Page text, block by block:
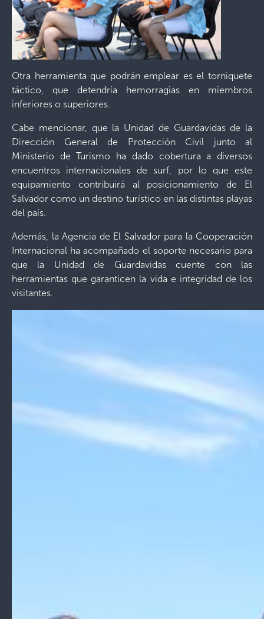
Otra herramienta que podrán emplear es el torniquete
táctico, que detendría hemorragias en miembros
inferiores o superiores.
Cabe mencionar, que la Unidad de Guardavidas de la
Dirección General de Protección Civil junto al
Ministerio de Turismo ha dado cobertura a diversos
encuentros internacionales de surf, por lo que este
equipamiento contribuirá al posicionamiento de El
Salvador como un destino turístico en las distintas playas
del país.
Además, la Agencia de El Salvador para la Cooperación
Internacional ha acompañado el soporte necesario para
que la Unidad de Guardavidas cuente con las
herramientas que garanticen la vida e integridad de los
visitantes.